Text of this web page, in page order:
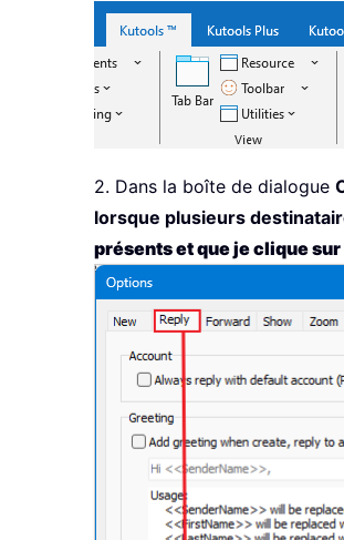
2. Dans la boîte de dialogue
lorsque plusieurs
présents et que je clique